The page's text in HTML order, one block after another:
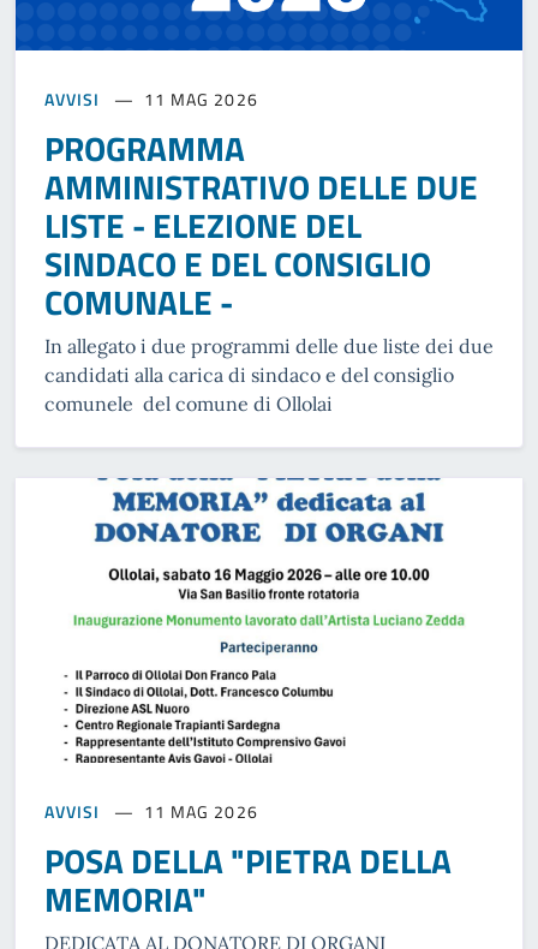
AVVISI 11 MAG 2026
PROGRAMMA
AMMINISTRATIVO DELLE DUE
LISTE - ELEZIONE DEL
SINDACO E DEL CONSIGLIO
COMUNALE -
In allegato i due programmi delle due liste dei due
candidati alla carica di sindaco e del consiglio
comunele del comune di Ollolai
AVVISI 11 MAG 2026
POSA DELLA "PIETRA DELLA
MEMORIA"
DEDICATA AL DONATORE DI ORGANI